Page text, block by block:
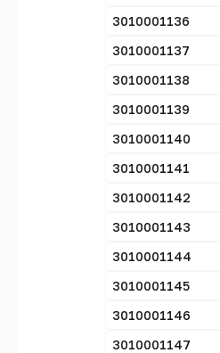
3010001136
3010001137
3010001138
3010001139
3010001140
3010001141
3010001142
3010001143
3010001144
3010001145
3010001146
3010001147